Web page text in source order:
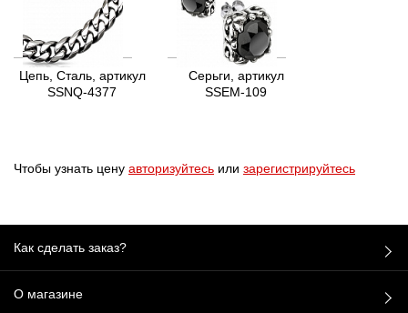
Цепь, Сталь, артикул
SSNQ-4377
Серьги, артикул
SSEM-109
Чтобы узнать цену авторизуйтесь или зарегистрируйтесь
Как сделать заказ?
О магазине